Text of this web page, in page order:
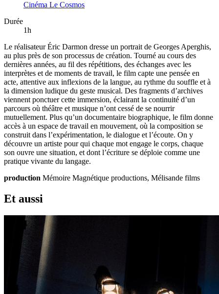
Cinéma Le Cosmos
Durée
1h
Le réalisateur Éric Darmon dresse un portrait de Georges Aperghis,
au plus près de son processus de création. Tourné au cours des
dernières années, au fil des répétitions, des échanges avec les
interprètes et de moments de travail, le film capte une pensée en
acte, attentive aux inflexions de la langue, au rythme du souffle et à
la dimension ludique du geste musical. Des fragments d’archives
viennent ponctuer cette immersion, éclairant la continuité d’un
parcours où théâtre et musique n’ont cessé de se nourrir
mutuellement. Plus qu’un documentaire biographique, le film donne
accès à un espace de travail en mouvement, où la composition se
construit dans l’expérimentation, le dialogue et l’écoute. On y
découvre un artiste pour qui chaque mot engage le corps, chaque
son ouvre une situation, et dont l’écriture se déploie comme une
pratique vivante du langage.
production Mémoire Magnétique productions, Mélisande films
Et aussi